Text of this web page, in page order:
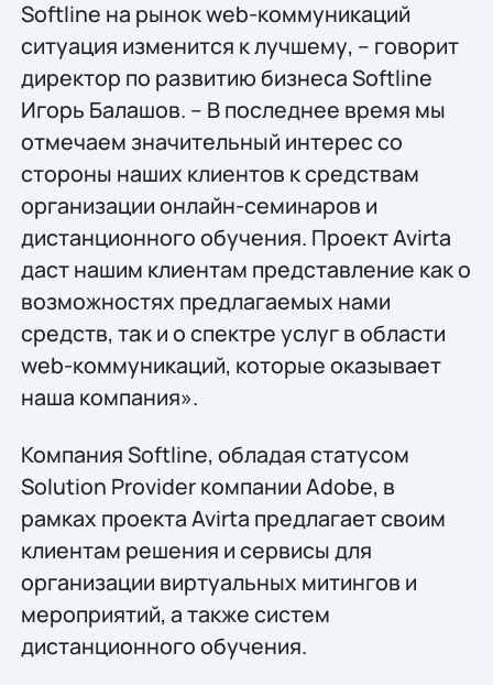
Softline на рынок web-коммуникаций
ситуация изменится к лучшему, – говорит
директор по развитию бизнеса Softline
Игорь Балашов. – В последнее время мы
отмечаем значительный интерес со
стороны наших клиентов к средствам
организации онлайн-семинаров и
дистанционного обучения. Проект Avirta
даст нашим клиентам представление как о
возможностях предлагаемых нами
средств, так и о спектре услуг в области
web-коммуникаций, которые оказывает
наша компания».
Компания Softline, обладая статусом
Solution Provider компании Adobe, в
рамках проекта Avirta предлагает своим
клиентам решения и сервисы для
организации виртуальных митингов и
мероприятий, а также систем
дистанционного обучения.